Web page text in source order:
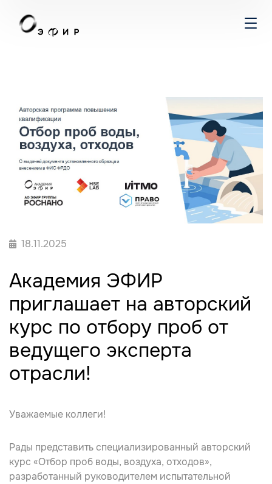
18.11.2025
Академия ЭФИР
приглашает на авторский
курс по отбору проб от
ведущего эксперта
отрасли!
Уважаемые коллеги!
Рады представить специализированный авторский
курс «Отбор проб воды, воздуха, отходов»,
разработанный руководителем испытательной